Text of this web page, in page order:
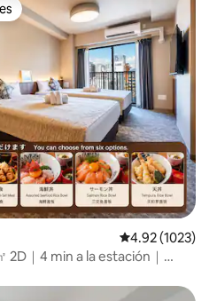
entre huéspedes
Calificación
4.92 (1023)
｜4 min a la estación｜